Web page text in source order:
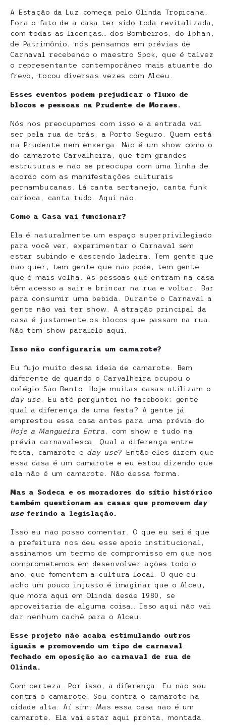
A Estação da Luz começa pelo Olinda Tropicana.
Fora o fato de a casa ter sido toda revitalizada,
com todas as licenças… dos Bombeiros, do Iphan,
de Patrimônio, nós pensamos em prévias de
Carnaval recebendo o maestro Spok, que é talvez
o representante contemporâneo mais atuante do
frevo, tocou diversas vezes com Alceu.
Esses eventos podem prejudicar o fluxo de
blocos e pessoas na Prudente de Moraes.
Nós nos preocupamos com isso e a entrada vai
ser pela rua de trás, a Porto Seguro. Quem está
na Prudente nem enxerga. Não é um show como o
do camarote Carvalheira, que tem grandes
estruturas e não se preocupa com uma linha de
acordo com as manifestações culturais
pernambucanas. Lá canta sertanejo, canta funk
carioca, canta tudo. Aqui não.
Como a Casa vai funcionar?
Ela é naturalmente um espaço superprivilegiado
para você ver, experimentar o Carnaval sem
estar subindo e descendo ladeira. Tem gente que
não quer, tem gente que não pode, tem gente
que é mais velha. As pessoas que entram na casa
têm acesso a sair e brincar na rua e voltar. Bar
para consumir uma bebida. Durante o Carnaval a
gente não vai ter show. A atração principal da
casa é justamente os blocos que passam na rua.
Não tem show paralelo aqui.
Isso não configuraria um camarote?
Eu fujo muito dessa ideia de camarote. Bem
diferente de quando o Carvalheira ocupou o
colégio São Bento. Hoje muitas casas utilizam o
day use . Eu até perguntei no facebook: gente
qual a diferença de uma festa? A gente já
emprestou essa casa antes para uma prévia do
Hoje a Mangueira Entra, com show e tudo na
prévia carnavalesca. Qual a diferença entre
festa, camarote e day use? Então eles dizem que
essa casa é um camarote e eu estou dizendo que
ela não é um camarote. Não dessa forma.
Mas a Sodeca e os moradores do sítio histórico
também questionam as casas que promovem day
useferindo a legislação.
Isso eu não posso comentar. O que eu sei é que
a prefeitura nos deu esse apoio institucional,
assinamos um termo de compromisso em que nos
comprometemos em desenvolver ações todo o
ano, que fomentem a cultura local. O que eu
acho um pouco injusto é imaginar que o Alceu,
que mora aqui em Olinda desde 1980, se
aproveitaria de alguma coisa… Isso aqui não vai
dar nenhum cachê para o Alceu.
Esse projeto não acaba estimulando outros
iguais e promovendo um tipo de carnaval
fechado em oposição ao carnaval de rua de
Olinda.
Com certeza. Por isso, a diferença. Eu não sou
contra o camarote. Sou contra o camarote na
cidade alta. Aí sim. Mas essa casa não é um
camarote. Ela vai estar aqui pronta, montada,